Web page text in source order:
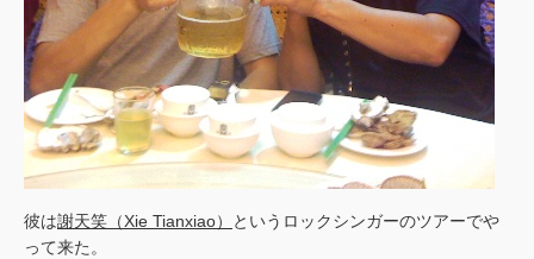
彼は謝天笑（Xie Tianxiao）
というロックシンガーのツアーでや
って来た。